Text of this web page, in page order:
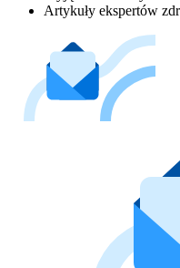
Artykuły ekspertów